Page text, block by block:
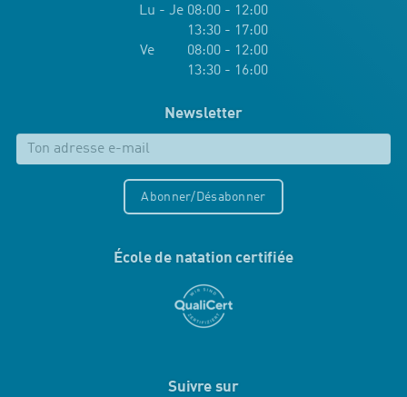
Lu - Je 08:00 - 12:00
13:30 - 17:00
Ve 08:00 - 12:00
13:30 - 16:00
Newsletter
Abonner/Désabonner
École de natation certifiée
Suivre sur